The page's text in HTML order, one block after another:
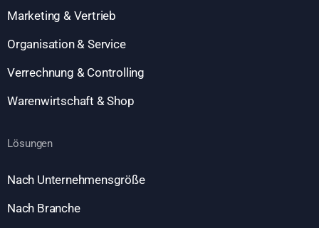
Marketing & Vertrieb
Organisation & Service
Verrechnung & Controlling
Warenwirtschaft & Shop
Lösungen
Nach Unternehmensgröße
Nach Branche